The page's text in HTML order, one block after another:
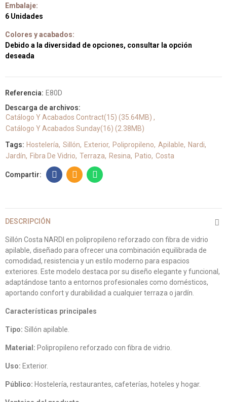
Embalaje:
6 Unidades
Colores y acabados:
Debido a la diversidad de opciones, consultar la opción
deseada
Referencia: E80D
Descarga de archivos:
Catálogo Y Acabados Contract(15) (35.64MB)
Catálogo Y Acabados Sunday(16) (2.38MB)
Tags: Hostelería Sillón Exterior Polipropileno Apilable
Nardi
Jardín
Fibra De Vidrio Terraza Resina Patio Costa
DESCRIPCIÓN
Sillón Costa NARDI en polipropileno reforzado con fibra de vidrio
apilable, diseñado para ofrecer una combinación equilibrada de
comodidad, resistencia y un estilo moderno para espacios
exteriores. Este modelo destaca por su diseño elegante y funcional,
adaptándose tanto a entornos profesionales como domésticos,
aportando confort y durabilidad a cualquier terraza o jardín.
Características principales
Tipo: Sillón apilable.
Material: Polipropileno reforzado con fibra de vidrio.
Uso: Exterior.
Público: Hostelería, restaurantes, cafeterías, hoteles y hogar.